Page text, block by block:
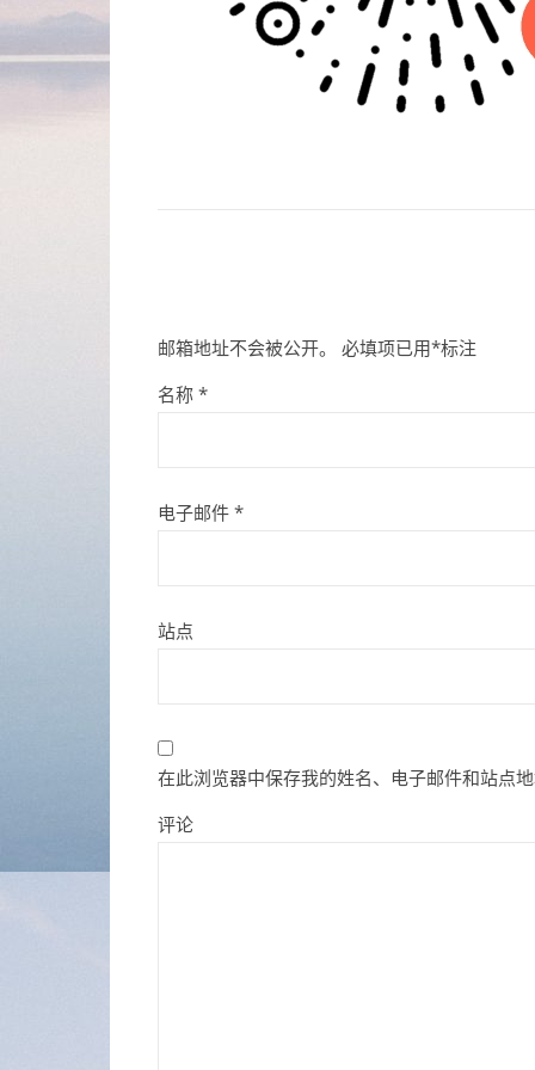
邮箱地址不会被公开。 必填项已用*标注
名称 *
电子邮件 *
站点
在此浏览器中保存我的姓名、电子邮件和站点
评论